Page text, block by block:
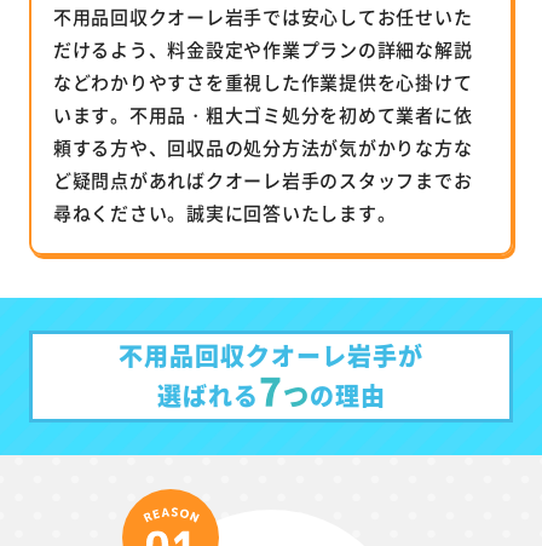
不用品回収クオーレ岩手では安心してお任せいた
だけるよう、料金設定や作業プランの詳細な解説
などわかりやすさを重視した作業提供を心掛けて
います。不用品・粗大ゴミ処分を初めて業者に依
頼する方や、回収品の処分方法が気がかりな方な
ど疑問点があればクオーレ岩手のスタッフまでお
尋ねください。誠実に回答いたします。
不用品回収クオーレ岩手が
選ばれる7つの理由